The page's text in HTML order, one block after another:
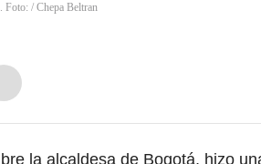
Foto: / Chepa Beltran
la alcaldesa de Bogotá, hizo